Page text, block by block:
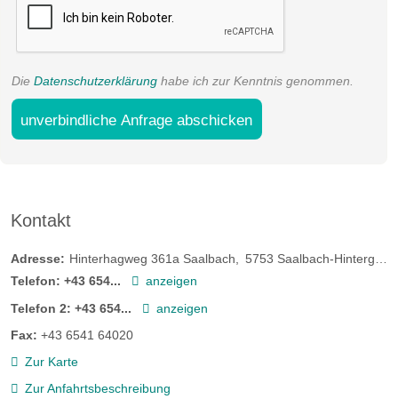
Die Datenschutzerklärung habe ich zur Kenntnis genommen.
unverbindliche Anfrage abschicken
Kontakt
Adresse: Hinterhagweg 361a Saalbach 5753 Saalbach-Hinterglemm
Telefon: +43 654...
anzeigen
Telefon 2: +43 654...
anzeigen
Fax: +43 6541 64020
Zur Karte
Zur Anfahrtsbeschreibung